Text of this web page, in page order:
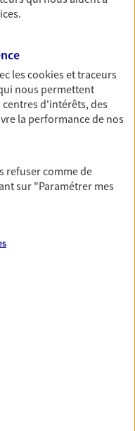
chapitre de
Retraite)
ainsi que celles de
santé qui
proches en cas
lescookies et traceurs
nous permettent
d'intérêts, des
la performance de nos
refuser comme de
sur "Paramétrer mes